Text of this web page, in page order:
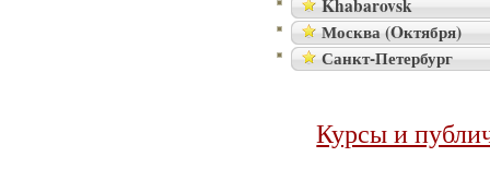
Khabarovsk
Москва (Oктября)
Санкт-Петербург
Курсы и